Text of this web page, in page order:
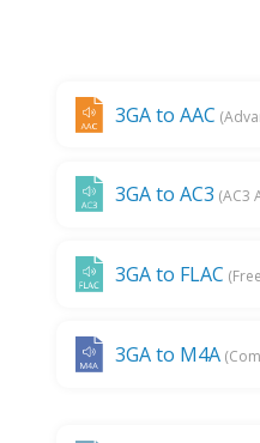
3GA to AAC
3GA to AC3 (AC3
3GA to FLAC
3GA to M4A